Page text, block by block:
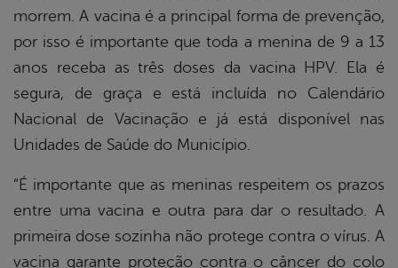
morrem. A vacina é a principal forma de prevenção,
por isso é importante que toda a menina de 9 a 13
anos receba as três doses da vacina HPV. Ela é
segura, de graça e está incluída no Calendário
Nacional de Vacinação e já está disponível nas
Unidades de Saúde do Município.
“É importante que as meninas respeitem os prazos
entre uma vacina e outra para dar o resultado. A
primeira dose sozinha não protege contra o vírus. A
vacina garante proteção contra o câncer do colo